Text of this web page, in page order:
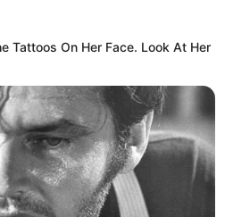
Dán Királyi Katonai
figyelmeztette az
konfrontációra
ennek érdekében
kapacitását.
és a változó világrend
Tattoos On Her Face. Look At Her